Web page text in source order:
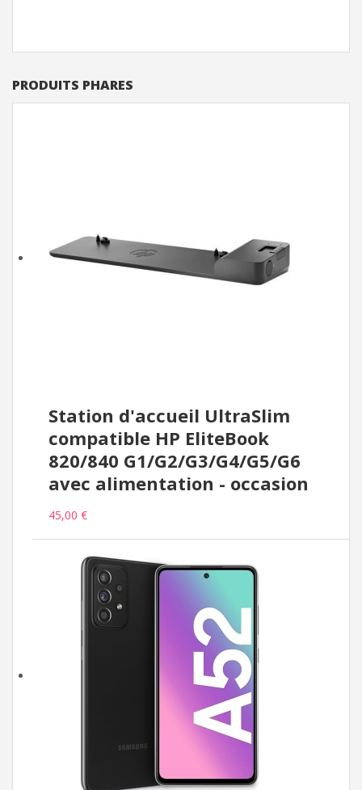
PRODUITS PHARES
Station d'accueil UltraSlim
compatible HP EliteBook
820/840 G1/G2/G3/G4/G5/G6
avec alimentation - occasion
45,00 €